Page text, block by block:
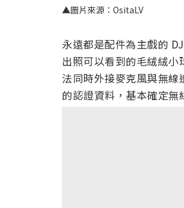
▲圖片來源：OsitaLV
永遠都是配件為主戲的
出照可以看到的毛絨絨
法同時外接麥克風與無線
的認證資料，基本確定